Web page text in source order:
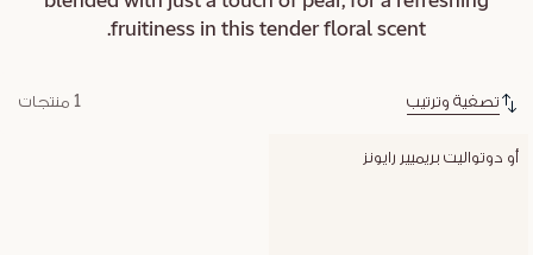
fruitiness in this tender floral scent.
تصفية وترتيب 1 منتجات
أو دوتواليت بريميير رايونز